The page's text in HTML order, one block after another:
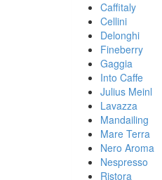
Caffitaly
Cellini
Delonghi
Fineberry
Gaggia
Into Caffe
Julius Meinl
Lavazza
Mandailing
Mare Terra
Nero Aroma
Nespresso
Ristora